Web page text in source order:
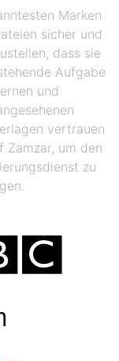
Marken
sicher und
dass sie
Aufgabe
und
vertrauen
Zamzar, um den
zu